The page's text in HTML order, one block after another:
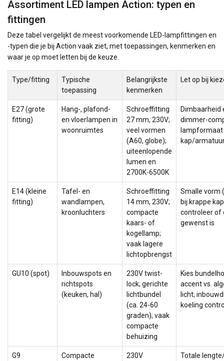
Assortiment LED lampen Action: typen en
fittingen
Deze tabel vergelijkt de meest voorkomende LED-lampfittingen en
-typen die je bij Action vaak ziet, met toepassingen, kenmerken en
waar je op moet letten bij de keuze.
Type/fitting
Typische
toepassing
Belangrijkste
kenmerken
Let op bij
E27 (grote
fitting)
Hang-, plafond-
en vloerlampen in
woonruimtes
Schroeffitting
27 mm, 230V;
veel vormen
(A60, globe);
uiteenlopende
lumen en
2700K-6500K
Dimbaarheid
dimmer-
lampformaat
kap/
E14 (kleine
fitting)
Tafel- en
wandlampen,
kroonluchters
Schroeffitting
14 mm, 230V;
compacte
kaars- of
kogellamp;
vaak lagere
lichtopbrengst
Smalle vorm
bij krappe
controleer of
gewenst is
GU10 (spot)
Inbouwspots en
richtspots
(keuken, hal)
230V twist-
lock; gerichte
lichtbundel
(ca. 24-60
graden); vaak
compacte
behuizing
Kies
accent vs.
licht;
koeling
G9
Compacte
230V
Totale